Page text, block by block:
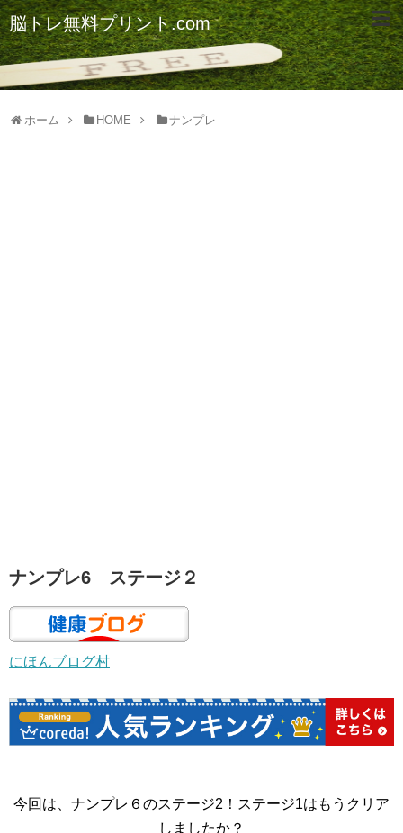
脳トレ無料プリント.com
ホーム HOME ナンプレ
ナンプレ6 ステージ２
にほんブログ村
今回は、ナンプレ６のステージ2！ステージ1はもうクリア
しましたか？